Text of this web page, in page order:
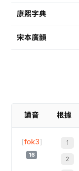
康熙字典
宋本廣韻
讀音 根據
[fok3]
16